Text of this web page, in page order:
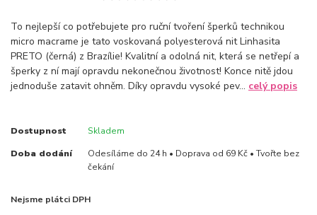
To nejlepší co potřebujete pro ruční tvoření šperků technikou
micro macrame je tato voskovaná polyesterová nit Linhasita
PRETO (černá) z Brazílie! Kvalitní a odolná nit, která se netřepí a
šperky z ní mají opravdu nekonečnou životnost! Konce nitě jdou
jednoduše zatavit ohněm. Díky opravdu vysoké pev... celý popis
Dostupnost Skladem
Doba dodání
Odesíláme do 24 h • Doprava od 69 Kč • Tvořte bez
čekání
Nejsme plátci DPH